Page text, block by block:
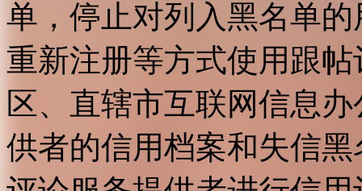
单，停止对列入黑名单
重新注册等方式使用跟
区、直辖市互联网信息
供者的信用档案和失信